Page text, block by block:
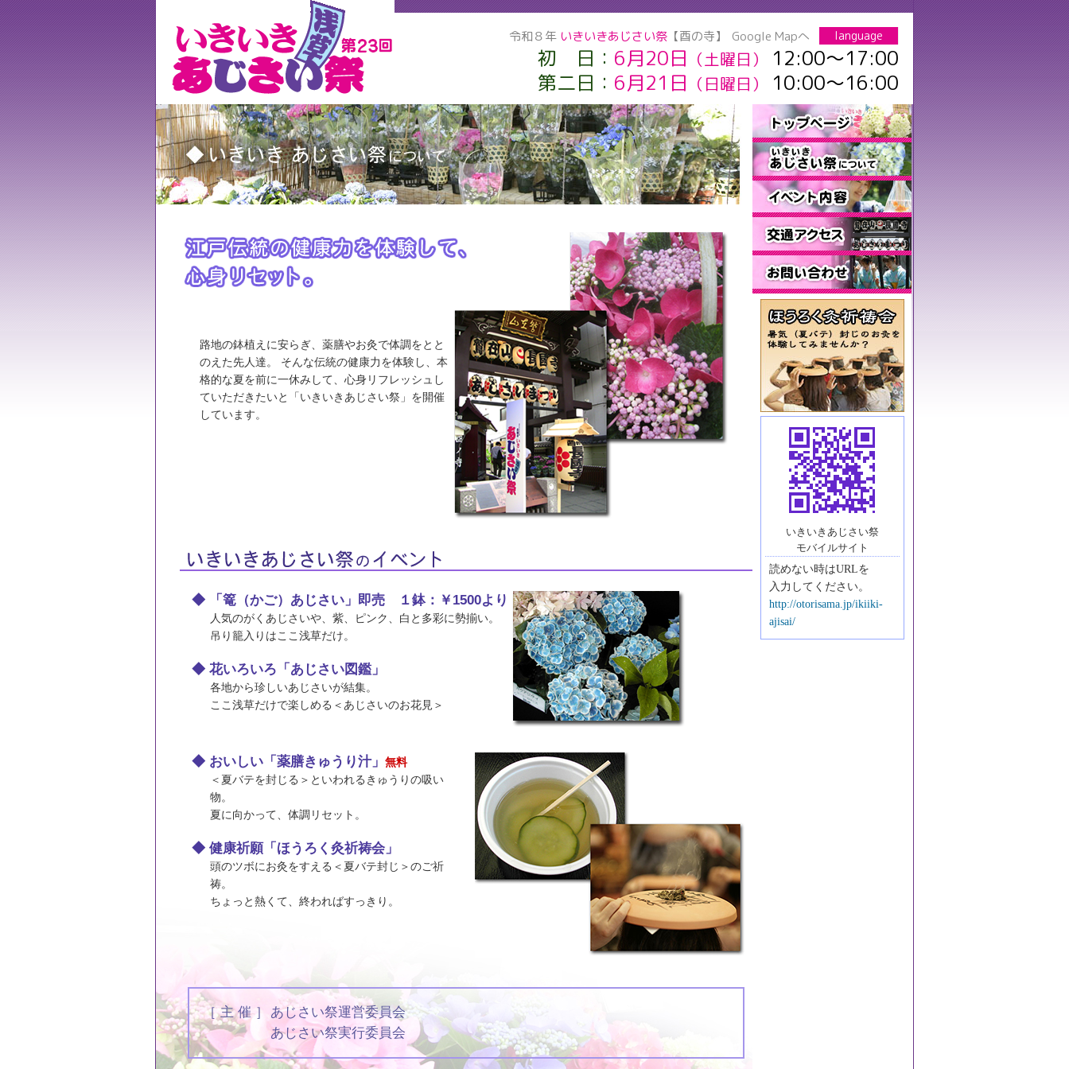
令和８年 いきいきあじさい祭 【酉の寺】 Google Mapへ
language
english
繁體中文
简体中文
한국
初 日： 6月20日 （土曜日）
12:00～17:00
第二日： 6月21日 （日曜日） 10:00～16:00
路地の鉢植えに安らぎ、薬膳やお灸で体調をとと
のえた先人達。 そんな伝統の健康力を体験し、本
格的な夏を前に一休みして、心身リフレッシュし
ていただきたいと「いきいきあじさい祭」を開催
しています。
◆ 「篭（かご）あじさい」即売 １鉢：￥1500より
人気のがくあじさいや、紫、ピンク、白と多彩に勢揃い。
吊り籠入りはここ浅草だけ。
◆ 花いろいろ「あじさい図鑑」
各地から珍しいあじさいが結集。
ここ浅草だけで楽しめる＜あじさいのお花見＞
◆ おいしい「薬膳きゅうり汁」 無料
＜夏バテを封じる＞といわれるきゅうりの吸い
物。
夏に向かって、体調リセット。
◆ 健康祈願「ほうろく灸祈祷会」
頭のツボにお灸をすえる＜夏バテ封じ＞のご祈
祷。
ちょっと熱くて、終わればすっきり。
［ 主 催 ］
あじさい祭運営委員会
あじさい祭実行委員会
いきいきあじさい祭
モバイルサイト
読めない時はURLを
入力してください。
http://otorisama.jp/ikiiki-
ajisai/